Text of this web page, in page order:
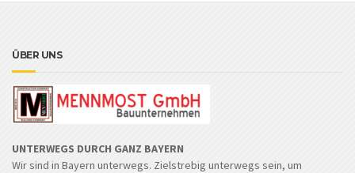
ÜBER UNS
UNTERWEGS DURCH GANZ BAYERN
Wir sind in Bayern unterwegs. Zielstrebig unterwegs sein, um